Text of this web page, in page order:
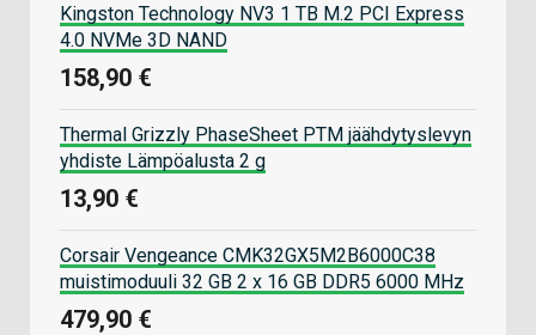
Kingston Technology NV3 1 TB M.2 PCI Express
4.0 NVMe 3D NAND
158,90 €
Thermal Grizzly PhaseSheet PTM jäähdytyslevyn
yhdiste Lämpöalusta 2 g
13,90 €
Corsair Vengeance CMK32GX5M2B6000C38
muistimoduuli 32 GB 2 x 16 GB DDR5 6000 MHz
479,90 €